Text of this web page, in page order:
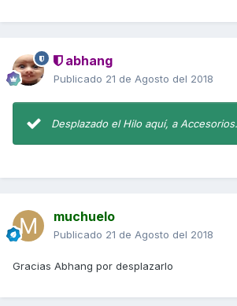
abhang
Publicado 21 de Agosto del 2018
Desplazado el Hilo aquí, a Accesorios.
muchuelo
Publicado 21 de Agosto del 2018
Gracias Abhang por desplazarlo